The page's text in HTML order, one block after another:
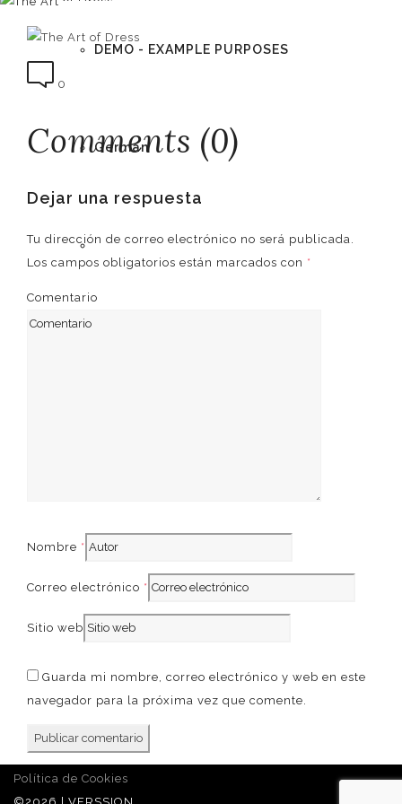
DEMO - EXAMPLE PURPOSES
German
English
0
Comments (0)
Dejar una respuesta
Tu dirección de correo electrónico no será publicada.
Los campos obligatorios están marcados con *
Comentario
Nombre *
Correo electrónico *
Sitio web
Guarda mi nombre, correo electrónico y web en este
navegador para la próxima vez que comente.
Política de Cookies